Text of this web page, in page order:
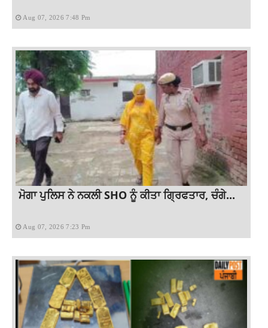
Aug 07, 2026 7:48 Pm
ਮੋਗਾ ਪੁਲਿਸ ਨੇ ਨਕਲੀ SHO ਨੂੰ ਕੀਤਾ ਗ੍ਰਿਫਤਾਰ, ਚੰਗੇ...
Aug 07, 2026 7:23 Pm